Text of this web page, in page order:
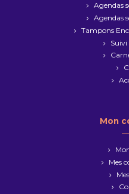
Agendas
Agendas
Tampons
Mon
Mes